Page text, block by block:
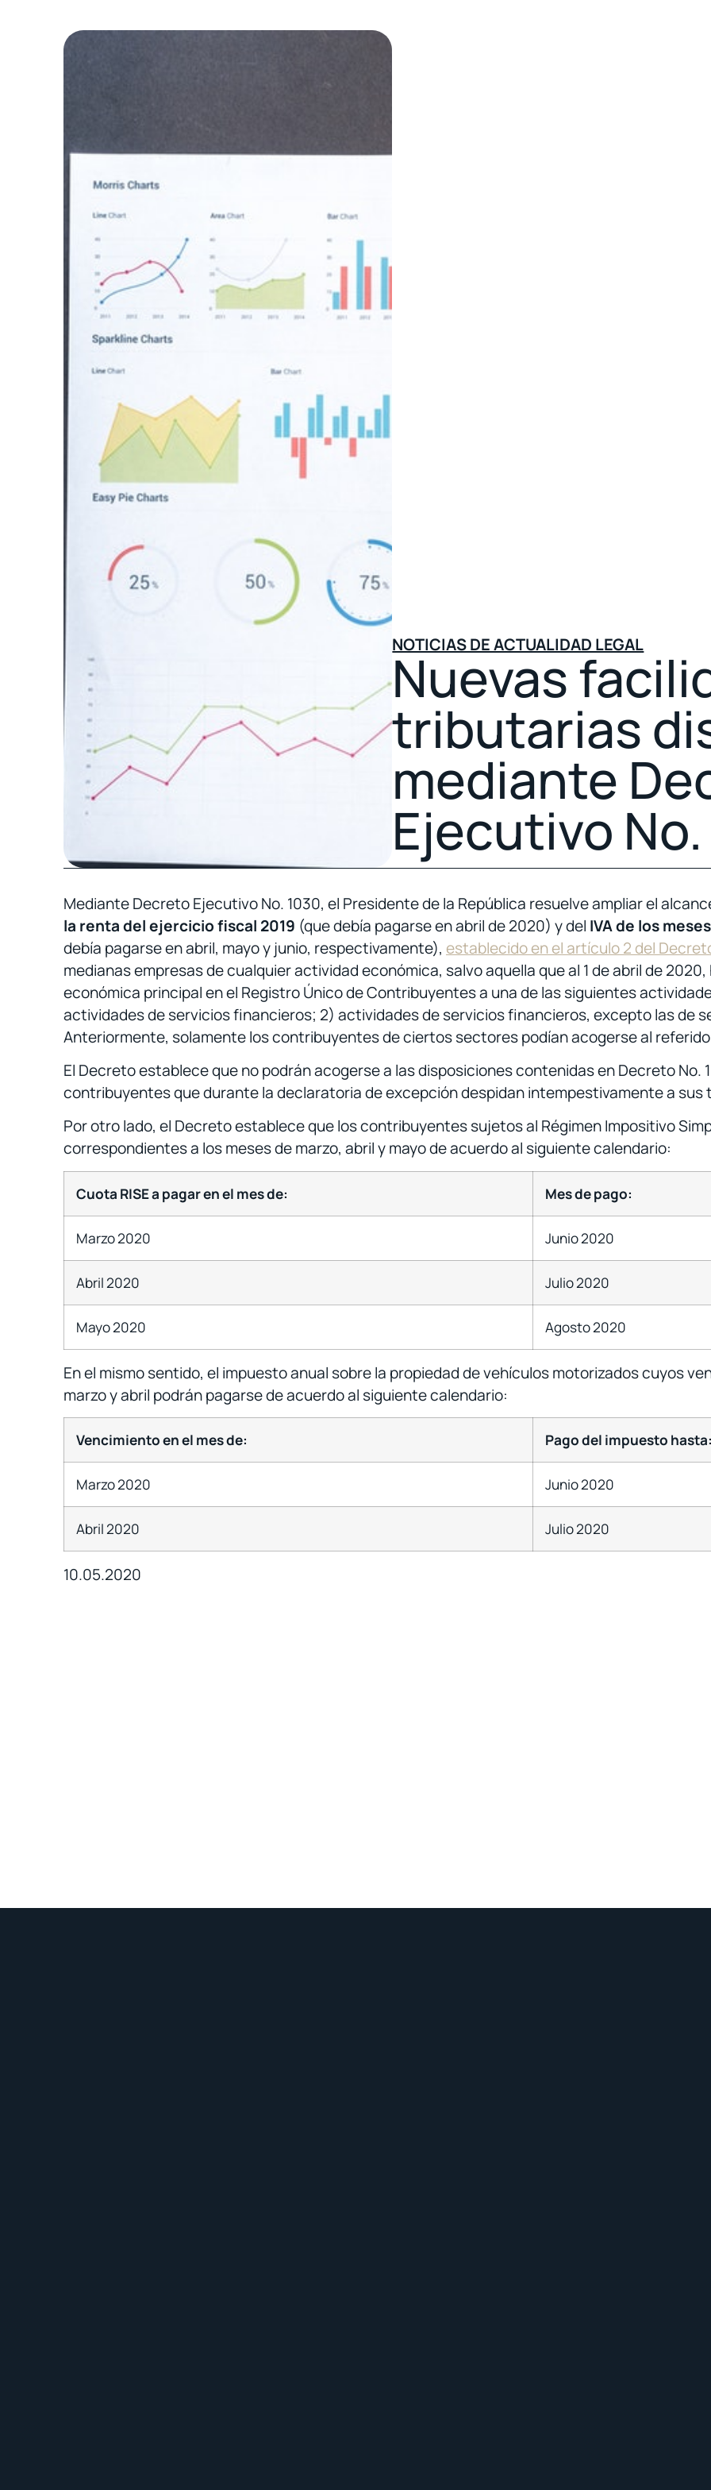
NOTICIAS DE ACTUALIDAD LEGAL
Nuevas
tributarias
mediante
Ejecutivo
Mediante Decreto Ejecutivo No. 1030, el Presidente de la República resuelve ampliar el
la renta del ejercicio fiscal 2019 (que debía pagarse en abril de 2020) y del IVA de los
debía pagarse en abril, mayo y junio, respectivamente), establecido en el artículo 2 del
medianas empresas de cualquier actividad económica, salvo aquella que al 1 de abril de
económica principal en el Registro Único de Contribuyentes a una de las siguientes
actividades de servicios financieros; 2) actividades de servicios financieros, excepto las de
Anteriormente, solamente los contribuyentes de ciertos sectores podían acogerse al
El Decreto establece que no podrán acogerse a las disposiciones contenidas en Decreto No.
contribuyentes que durante la declaratoria de excepción despidan intempestivamente a sus
Por otro lado, el Decreto establece que los contribuyentes sujetos al Régimen Impositivo
correspondientes a los meses de marzo, abril y mayo de acuerdo al siguiente calendario:
Cuota RISE a pagar en el mes de: Mes de pago:
Marzo 2020 Junio 2020
Abril 2020 Julio 2020
Mayo 2020 Agosto 2020
En el mismo sentido, el impuesto anual sobre la propiedad de vehículos motorizados cuyos
marzo y abril podrán pagarse de acuerdo al siguiente calendario:
Vencimiento en el mes de: Pago del impuesto
Marzo 2020 Junio 2020
Abril 2020 Julio 2020
10.05.2020